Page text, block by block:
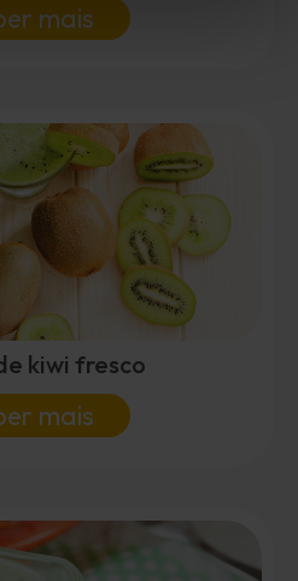
mais
kiwi fresco
mais